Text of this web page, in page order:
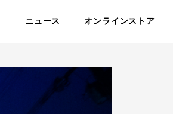
ニュース オンラインストア